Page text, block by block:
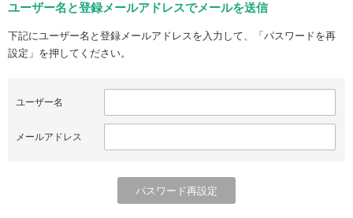
ユーザー名と登録メールアドレスでメールを送信
下記にユーザー名と登録メールアドレスを入力して、「パスワードを再
設定」を押してください。
ユーザー名
メールアドレス